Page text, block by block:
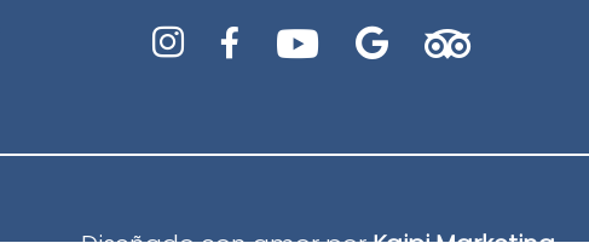
    